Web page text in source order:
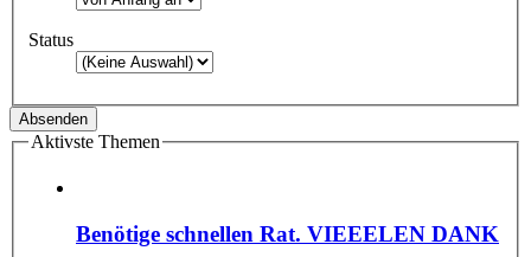
Status
Aktivste Themen
Benötige schnellen Rat. VIEEELEN DANK